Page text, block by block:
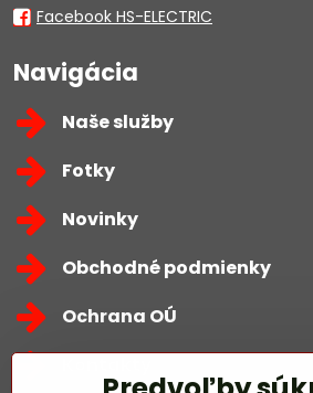
Facebook HS-ELECTRIC
Navigácia
Naše služby
Fotky
Novinky
Obchodné podmienky
Ochrana OÚ